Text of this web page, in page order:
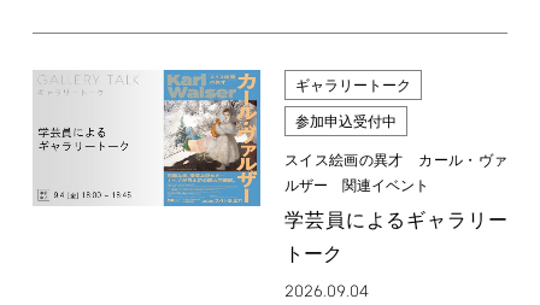
ギャラリートーク
参加申込受付中
スイス絵画の異才 カール・ヴァ
ルザー 関連イベント
学芸員によるギャラリー
トーク
2026.09.04